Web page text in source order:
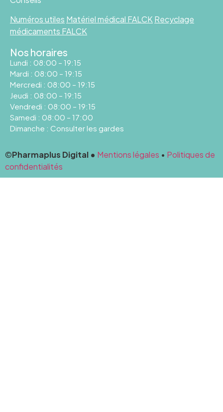
Numéros utiles Matériel médical FALCK Recyclage
médicaments FALCK
Nos horaires
Lundi : 08:00 – 19:15
Mardi : 08:00 – 19:15
Mercredi : 08:00 – 19:15
Jeudi : 08:00 – 19:15
Vendredi : 08:00 – 19:15
Samedi : 08:00 – 17:00
Dimanche : Consulter les gardes
©Pharmaplus Digital • Mentions légales • Politiques de
confidentialités